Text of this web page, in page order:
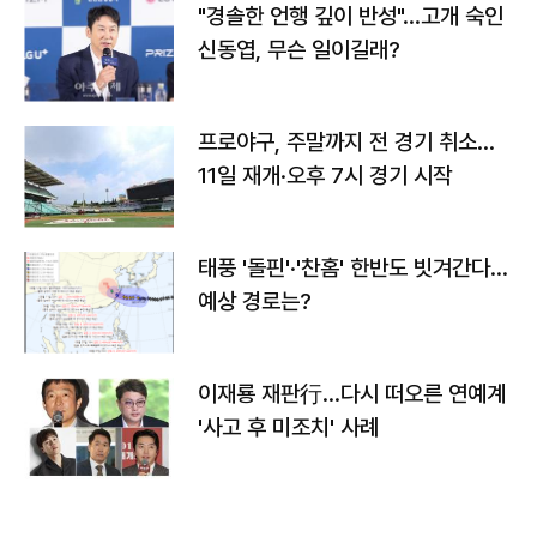
"경솔한 언행 깊이 반성"…고개 숙인
신동엽, 무슨 일이길래?
프로야구, 주말까지 전 경기 취소…
11일 재개·오후 7시 경기 시작
태풍 '돌핀'·'찬홈' 한반도 빗겨간다…
예상 경로는?
이재룡 재판行…다시 떠오른 연예계
'사고 후 미조치' 사례